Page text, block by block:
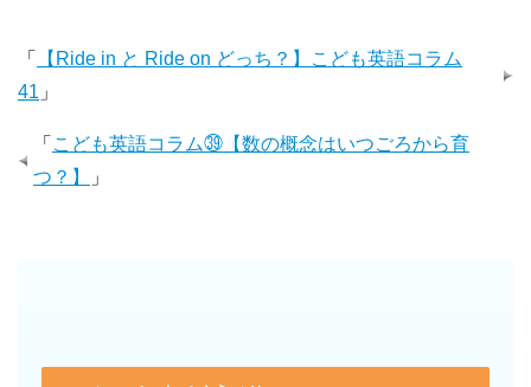
「
【Ride in と Ride on どっち？】こども英語コラム
41 」
「 こども英語コラム㊴【数の概念はいつごろから育
つ？】
」